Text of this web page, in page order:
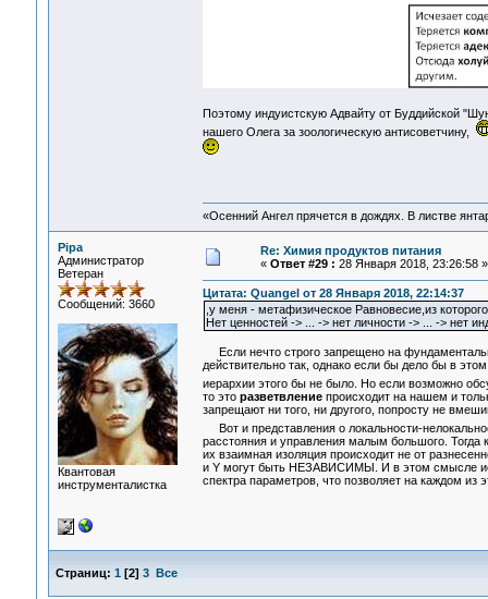
Поэтому индуистскую Адвайту от Буддийской
нашего Олега за зоологическую антисоветчину,
«Осенний Ангел прячется в дождях. В листве
Pipa
Администратор
Ветеран
Сообщений: 3660
Квантовая
инструменталистка
Re: Химия продуктов питания
« Ответ #29 : 28 Января 2018, 23:26:58 »
Цитата: Quangel от 28 Января 2018, 22:14:37
,у меня - метафизическое Равновесие,из
Нет ценностей -> ... -> нет личности -> ... -> нет
Если нечто строго запрещено на
действительно так, однако если бы дело бы в
иерархии этого бы не было. Но если возможно
то это разветвлениепроисходит на нашем и
запрещают ни того, ни другого, попросту не
Вот и представления о локальности-
расстояния и управления малым большого. Тогда
их взаимная изоляция происходит не от
и Y могут быть НЕЗАВИСИМЫ. И в этом смысле
спектра параметров, что позволяет на каждом
Страниц: 1 [2] 3 Все